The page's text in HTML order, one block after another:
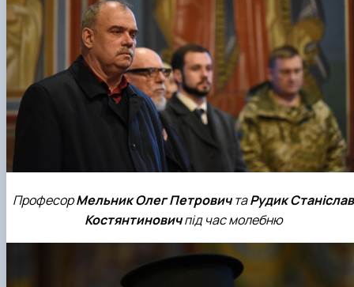
ПрофесорМельник Олег ПетровичтаРудик Станіслав
Костянтиновичпід час молебню